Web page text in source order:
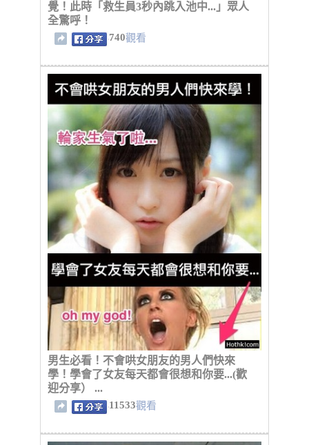
覺！此時「救生員3秒內跳入池中...」眾人
全驚呼！
740觀看
男生必看！不會哄女朋友的男人們快來
學！學會了女友每天都會很想和你要...(歡
迎分享） ...
11533觀看